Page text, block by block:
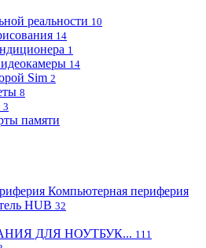
реальности 10
14
1
14
Sim 2
8
3
памяти
Компьютерная периферия
HUB 32
ДЛЯ НОУТБУК... 111